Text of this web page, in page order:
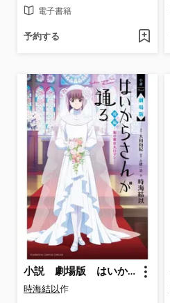
電子書籍
予約する
小説 劇場版 はいからさんが通る 後編 ～花の東京大ロマン～
時海結以作